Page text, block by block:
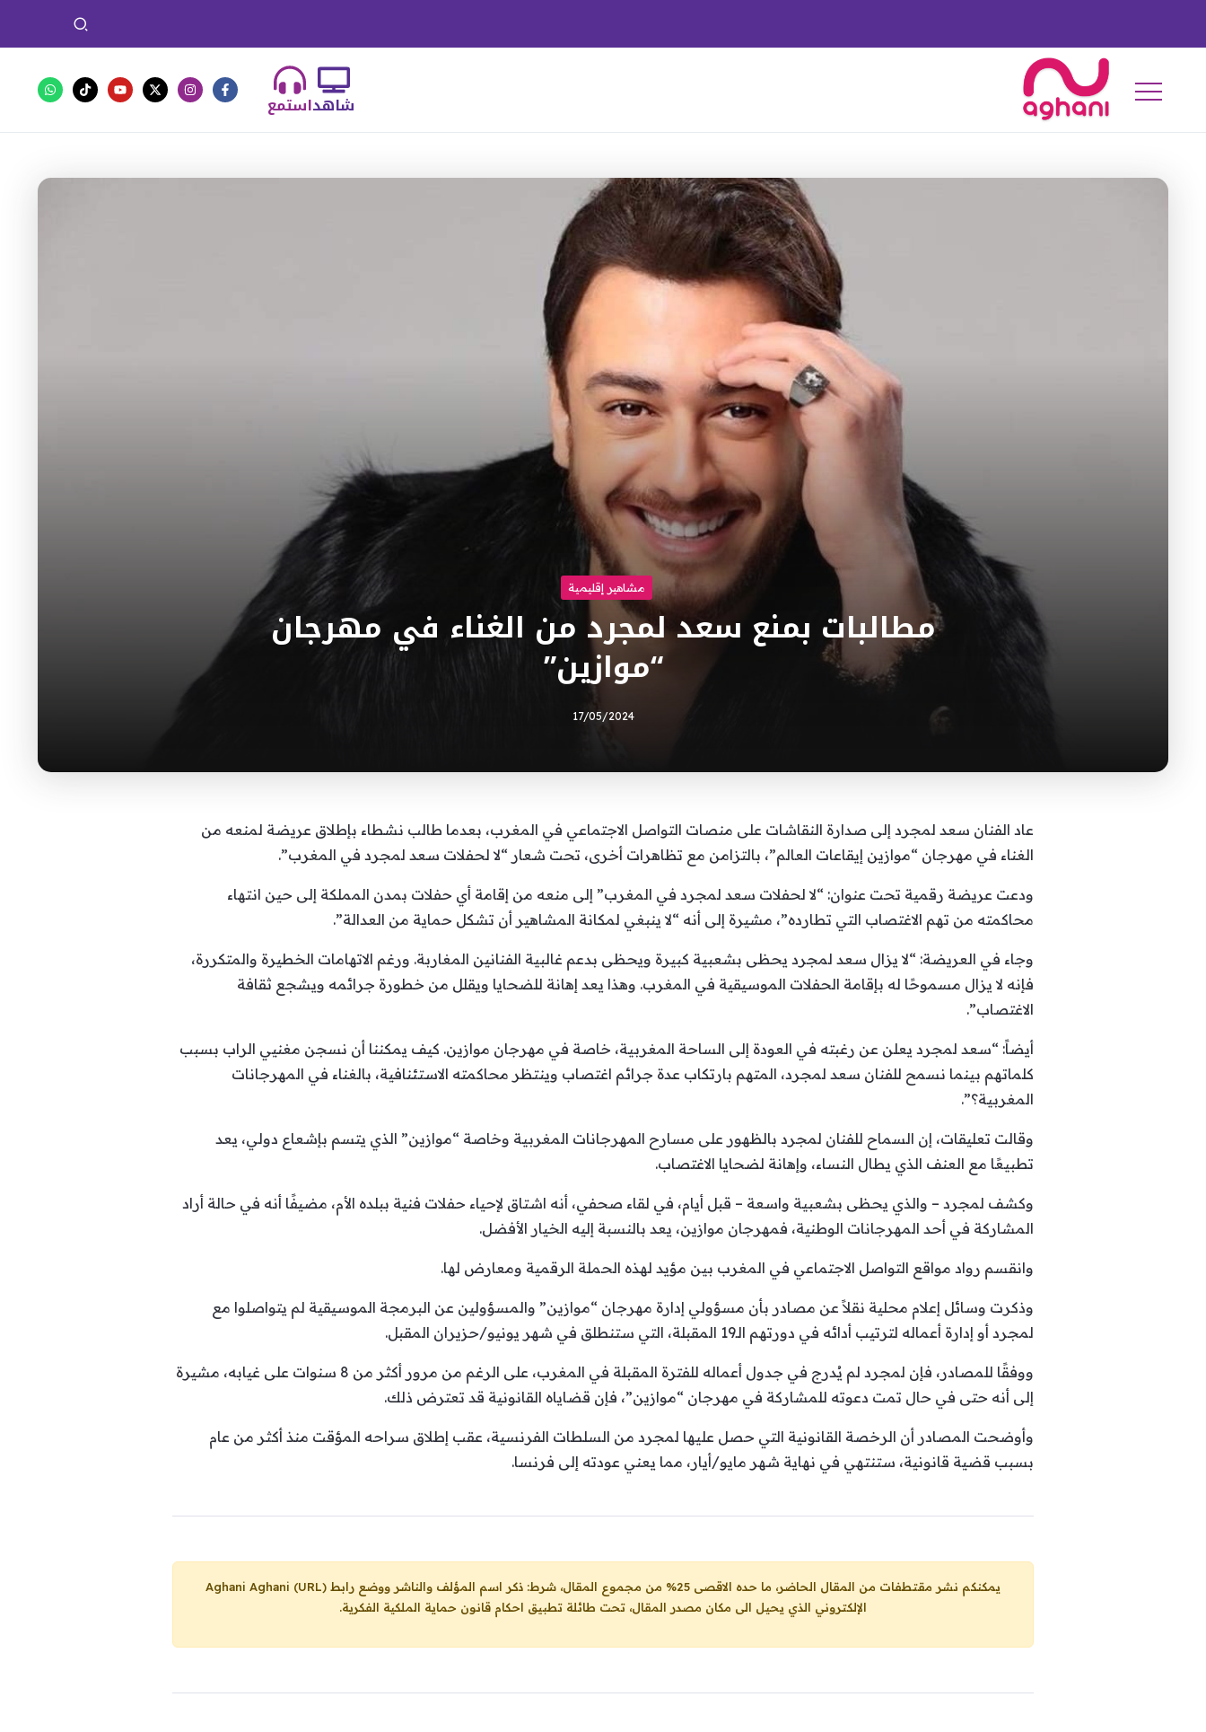
استمعشاهد
مشاهير إقليمية
مطالبات بمنع سعد لمجرد من الغناء في مهرجان
“موازين”
17/05/2024
عاد الفنان سعد لمجرد إلى صدارة النقاشات على منصات التواصل الاجتماعي في المغرب، بعدما طالب نشطاء بإطلاق عريضة لمنعه من
الغناء في مهرجان “موازين إيقاعات العالم”، بالتزامن مع تظاهرات أخرى، تحت شعار “لا لحفلات سعد لمجرد في المغرب”.
ودعت عريضة رقمية تحت عنوان: “لا لحفلات سعد لمجرد في المغرب” إلى منعه من إقامة أي حفلات بمدن المملكة إلى حين انتهاء
محاكمته من تهم الاغتصاب التي تطارده”، مشيرة إلى أنه “لا ينبغي لمكانة المشاهير أن تشكل حماية من العدالة”.
وجاء في العريضة: “لا يزال سعد لمجرد يحظى بشعبية كبيرة ويحظى بدعم غالبية الفنانين المغاربة. ورغم الاتهامات الخطيرة والمتكررة،
فإنه لا يزال مسموحًا له بإقامة الحفلات الموسيقية في المغرب. وهذا يعد إهانة للضحايا ويقلل من خطورة جرائمه ويشجع ثقافة
الاغتصاب”.
أيضاً: “سعد لمجرد يعلن عن رغبته في العودة إلى الساحة المغربية، خاصة في مهرجان موازين. كيف يمكننا أن نسجن مغنيي الراب بسبب
كلماتهم بينما نسمح للفنان سعد لمجرد، المتهم بارتكاب عدة جرائم اغتصاب وينتظر محاكمته الاستئنافية، بالغناء في المهرجانات
المغربية؟”.
وقالت تعليقات، إن السماح للفنان لمجرد بالظهور على مسارح المهرجانات المغربية وخاصة “موازين” الذي يتسم بإشعاع دولي، يعد
تطبيعًا مع العنف الذي يطال النساء، وإهانة لضحايا الاغتصاب.
وكشف لمجرد – والذي يحظى بشعبية واسعة – قبل أيام، في لقاء صحفي، أنه اشتاق لإحياء حفلات فنية ببلده الأم، مضيفًا أنه في حالة أراد
المشاركة في أحد المهرجانات الوطنية، فمهرجان موازين، يعد بالنسبة إليه الخيار الأفضل.
وانقسم رواد مواقع التواصل الاجتماعي في المغرب بين مؤيد لهذه الحملة الرقمية ومعارض لها.
وذكرت وسائل إعلام محلية نقلاً عن مصادر بأن مسؤولي إدارة مهرجان “موازين” والمسؤولين عن البرمجة الموسيقية لم يتواصلوا مع
لمجرد أو إدارة أعماله لترتيب أدائه في دورتهم الـ19 المقبلة، التي ستنطلق في شهر يونيو/حزيران المقبل.
ووفقًا للمصادر، فإن لمجرد لم يُدرج في جدول أعماله للفترة المقبلة في المغرب، على الرغم من مرور أكثر من 8 سنوات على غيابه، مشيرة
إلى أنه حتى في حال تمت دعوته للمشاركة في مهرجان “موازين”، فإن قضاياه القانونية قد تعترض ذلك.
وأوضحت المصادر أن الرخصة القانونية التي حصل عليها لمجرد من السلطات الفرنسية، عقب إطلاق سراحه المؤقت منذ أكثر من عام
بسبب قضية قانونية، ستنتهي في نهاية شهر مايو/أيار، مما يعني عودته إلى فرنسا.
يمكنكم نشر مقتطفات من المقال الحاضر، ما حده الاقصى 25% من مجموع المقال، شرط: ذكر اسم المؤلف والناشر ووضع رابط
Aghani Aghani (URL)
الإلكتروني الذي يحيل الى مكان مصدر المقال، تحت طائلة تطبيق احكام قانون حماية الملكية الفكرية.